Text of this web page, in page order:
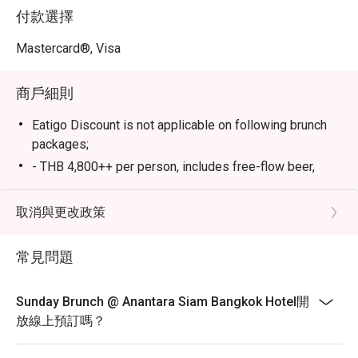
付款選擇
Mastercard®, Visa
商戶細則
Eatigo Discount is not applicable on following brunch
packages;
- THB 4,800++ per person, includes free-flow beer,
sparkling wine, wine, and cocktails
- THB 5,800++ per person, includes free-flow beer,
- THB 7,800++ per person, includes unlimited Canadian
lobster, Perrier-Jouët champagne, and caviar
Menu and pricing subject to change without notice.
取消與更改政策
常見問題
Sunday Brunch @ Anantara Siam Bangkok Hotel開
放線上預訂嗎？